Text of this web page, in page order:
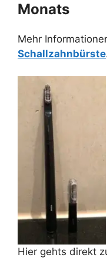
Monats
Mehr
Schallzahnbürste
Hier gehts direkt